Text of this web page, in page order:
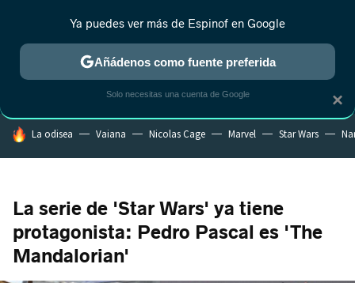
ESTRENOS REALITY ANIME RANKINGS CINE
HOY SE HABLA DE
La odisea Vaiana Nicolas Cage Marvel Star Wars
La serie de 'Star Wars' ya tiene
protagonista: Pedro Pascal es 'The
Mandalorian'
×
Ya puedes ver más de Espinof en Google
Añádenos como fuente preferida
Solo necesitas una cuenta de Google